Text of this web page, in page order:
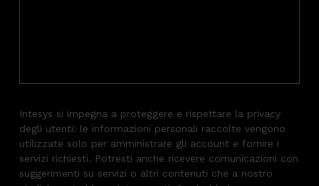
Intesys si impegna a proteggere e rispettare la privacy
degli utenti: le informazioni personali raccolte vengono
utilizzate solo per amministrare gli account e fornire i
servizi richiesti. Potresti anche ricevere comunicazioni con
suggerimenti su servizi o altri contenuti che a nostro